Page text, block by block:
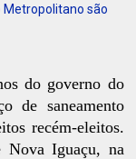
Metropolitano são
do governo do
de saneamento
recém-eleitos.
Nova Iguaçu, na